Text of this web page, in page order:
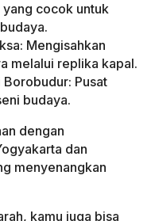
yang cocok untuk
Mengisahkan
melalui replika kapal.
Pusat
budaya.
dengan
dan
menyenangkan
kamu juga bisa